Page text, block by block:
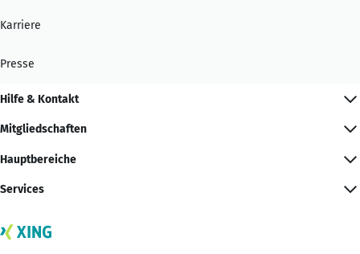
Karriere
Presse
Hilfe & Kontakt
Mitgliedschaften
Hauptbereiche
Services